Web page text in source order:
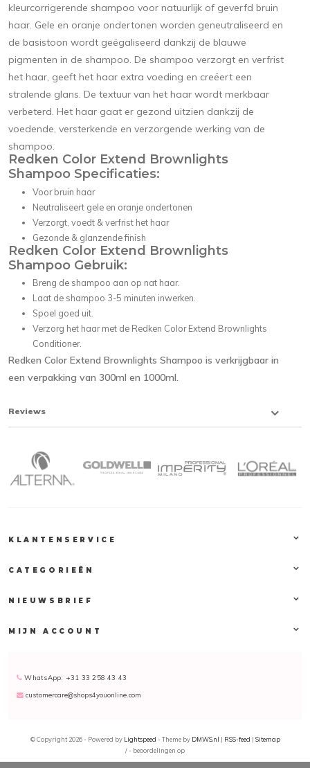
kleurcorrigerende shampoo voor natuurlijk of geverfd bruin
haar. Gele en oranje ondertonen worden geneutraliseerd en
de basistoon wordt geëgaliseerd dankzij de blauwe
pigmenten in de shampoo. De shampoo verzorgt en verfrist
het haar, geeft het haar extra voeding en creëert een
stralende glans. De textuur van het haar wordt merkbaar
verbeterd. Het haar gaat er gezond uitzien dankzij de
voedende, versterkende en verzorgende werking van de
shampoo.
Redken Color Extend Brownlights
Shampoo Specificaties:
Voor bruin haar
Neutraliseert gele en oranje ondertonen
Verzorgt, voedt & verfrist het haar
Gezonde & glanzende finish
Redken Color Extend Brownlights
Shampoo Gebruik:
Breng de shampoo aan op nat haar.
Laat de shampoo 3-5 minuten inwerken.
Spoel goed uit.
Verzorg het haar met de Redken Color Extend Brownlights
Conditioner.
Redken Color Extend Brownlights Shampoo is verkrijgbaar in
een verpakking van 300ml en 1000ml.
Reviews
KLANTENSERVICE
CATEGORIEËN
NIEUWSBRIEF
MIJN ACCOUNT
WhatsApp: +31 33 258 43 43
customercare@shops4youonline.com
© Copyright 2026 - Powered by Lightspeed - Theme by DMWS.nl RSS-feed
Sitemap
/- beoordelingen op